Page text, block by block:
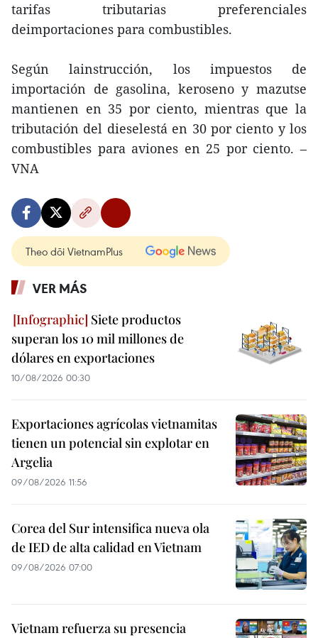
tarifas tributarias preferenciales
deimportaciones para combustibles.
Según lainstrucción, los impuestos de
importación de gasolina, keroseno y mazutse
mantienen en 35 por ciento, mientras que la
tributación del dieselestá en 30 por ciento y los
combustibles para aviones en 25 por ciento. –
VNA
Theo dõi VietnamPlus
VER MÁS
Siete productos
superan los 10 mil millones de
dólares en exportaciones
10/08/2026 00:30
Exportaciones agrícolas vietnamitas
tienen un potencial sin explotar en
Argelia
09/08/2026 11:56
Corea del Sur intensifica nueva ola
de IED de alta calidad en Vietnam
09/08/2026 07:00
Vietnam refuerza su presencia